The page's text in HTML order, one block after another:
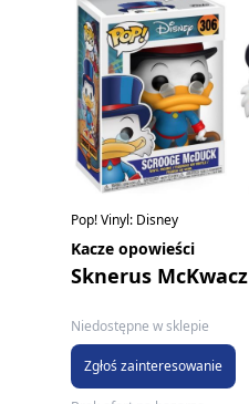
Pop! Vinyl: Disney
Kacze opowieści
Sknerus McKwacz
Niedostępne w sklepie
Zgłoś zainteresowanie